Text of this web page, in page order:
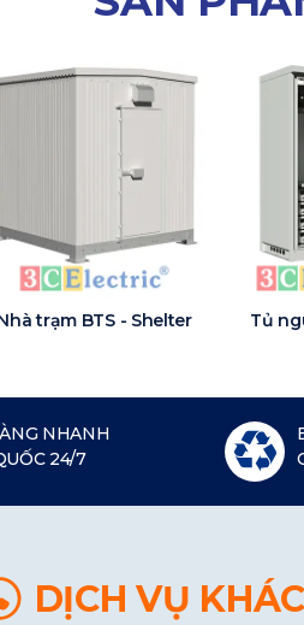
trạm BTS - Shelter Tủ
NHANH
24/7
DỊCH VỤ